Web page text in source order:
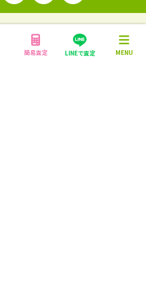
簡易査定 LINEで査定 MENU